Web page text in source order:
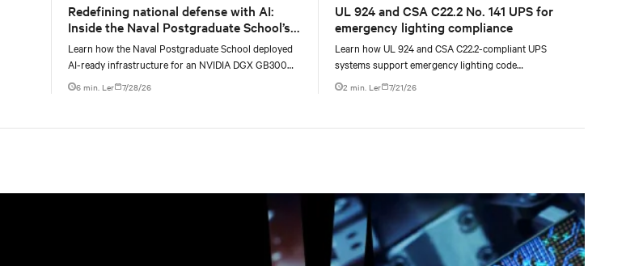
Redefining national defense with AI:
Inside the Naval Postgraduate School’s
AI infrastructure deployment
Learn how the Naval Postgraduate School deployed
AI-ready infrastructure for an NVIDIA DGX GB300
Blackwell-based NVL72 system within an existing
6 min. Ler 7/28/26
UL 924 and CSA C22.2 No. 141 UPS for
emergency lighting compliance
Learn how UL 924 and CSA C22.2-compliant UPS
systems support emergency lighting code
requirements with 90-minute backup power, digital
compliance logging, and centralized monitoring for
2 min. Ler 7/21/26